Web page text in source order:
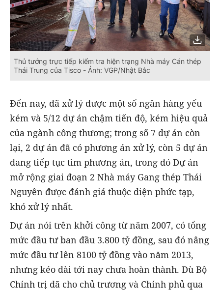
Thủ tướng trực tiếp kiểm tra hiện trạng Nhà máy Cán thép
Thái Trung của Tisco - Ảnh: VGP/Nhật Bắc
Đến nay, đã xử lý được một số ngân hàng yếu
kém và 5/12 dự án chậm tiến độ, kém hiệu quả
của ngành công thương; trong số 7 dự án còn
lại, 2 dự án đã có phương án xử lý, còn 5 dự án
đang tiếp tục tìm phương án, trong đó Dự án
mở rộng giai đoạn 2 Nhà máy Gang thép Thái
Nguyên được đánh giá thuộc diện phức tạp,
khó xử lý nhất.
Dự án nói trên khởi công từ năm 2007, có tổng
mức đầu tư ban đầu 3.800 tỷ đồng, sau đó nâng
mức đầu tư lên 8100 tỷ đồng vào năm 2013,
nhưng kéo dài tới nay chưa hoàn thành. Dù Bộ
Chính trị đã cho chủ trương và Chính phủ qua